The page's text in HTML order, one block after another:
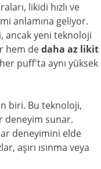
likidi hızlı ve
anlamına geliyor.
ancak yeni teknoloji
hem dedaha az likit
puff'ta aynı yüksek
biri. Bu teknoloji,
deneyim sunar.
deneyimini elde
aşırı ısınma veya